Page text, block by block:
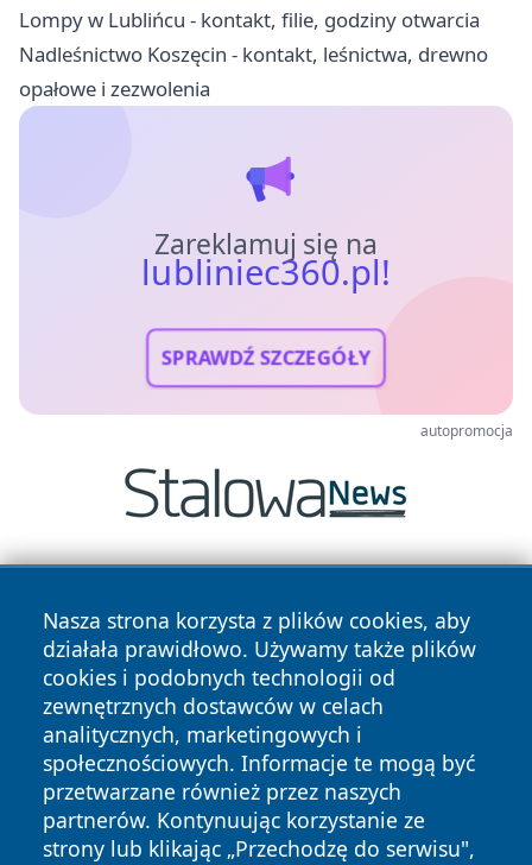
Lompy w Lublińcu - kontakt, filie, godziny otwarcia
Nadleśnictwo Koszęcin - kontakt, leśnictwa, drewno
opałowe i zezwolenia
Zareklamuj się na
lubliniec360.pl!
SPRAWDŹ SZCZEGÓŁY
autopromocja
Nasza strona korzysta z plików cookies, aby
działała prawidłowo. Używamy także plików
cookies i podobnych technologii od
zewnętrznych dostawców w celach
analitycznych, marketingowych i
społecznościowych. Informacje te mogą być
przetwarzane również przez naszych
partnerów. Kontynuując korzystanie ze
strony lub klikając „Przechodzę do serwisu",
Copyright © 2026 lubliniec360.pl Wszystkie prawa
zastrzeżone.
News Autorzy
Polityka
Prywatności
Polityka
Cookies